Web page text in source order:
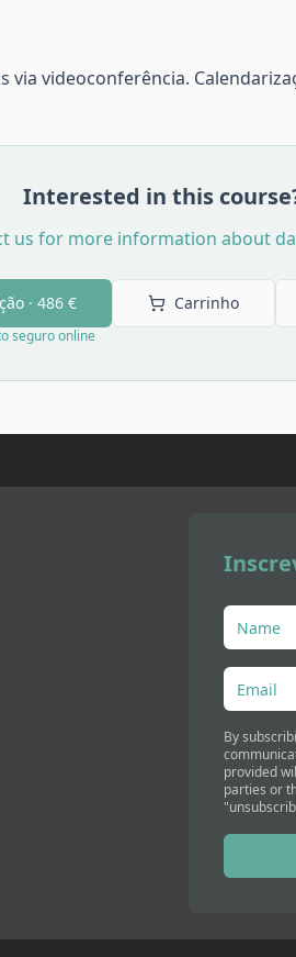
videoconferência.
Interested in this
us for more information about
· 486 €
seguro online
Carrinho
By
provided
parties or